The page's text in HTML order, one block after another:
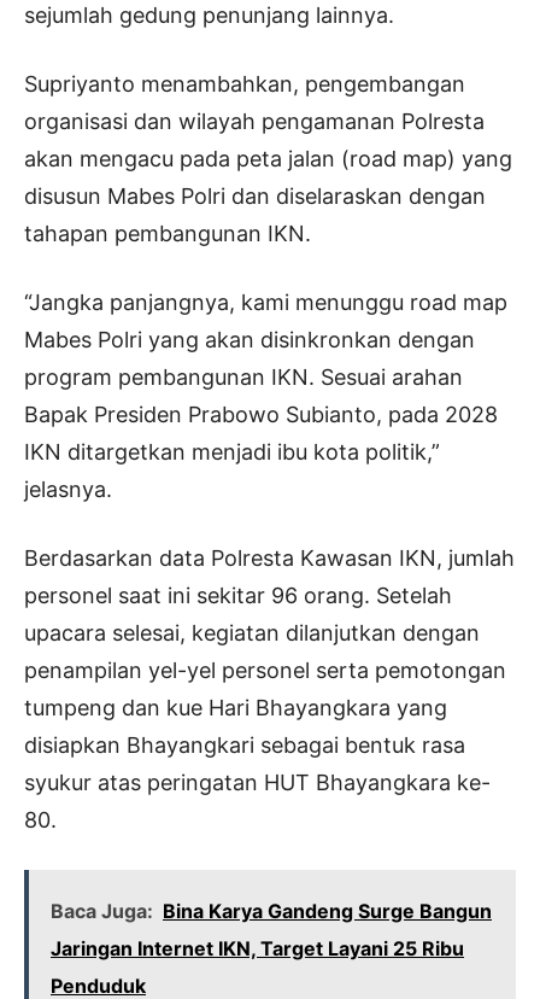
sejumlah gedung penunjang lainnya.
Supriyanto menambahkan, pengembangan
organisasi dan wilayah pengamanan Polresta
akan mengacu pada peta jalan (road map) yang
disusun Mabes Polri dan diselaraskan dengan
tahapan pembangunan IKN.
“Jangka panjangnya, kami menunggu road map
Mabes Polri yang akan disinkronkan dengan
program pembangunan IKN. Sesuai arahan
Bapak Presiden Prabowo Subianto, pada 2028
IKN ditargetkan menjadi ibu kota politik,”
jelasnya.
Berdasarkan data Polresta Kawasan IKN, jumlah
personel saat ini sekitar 96 orang. Setelah
upacara selesai, kegiatan dilanjutkan dengan
penampilan yel-yel personel serta pemotongan
tumpeng dan kue Hari Bhayangkara yang
disiapkan Bhayangkari sebagai bentuk rasa
syukur atas peringatan HUT Bhayangkara ke-
80.
Baca Juga: Bina Karya Gandeng Surge Bangun
Jaringan Internet IKN, Target Layani 25 Ribu
Penduduk